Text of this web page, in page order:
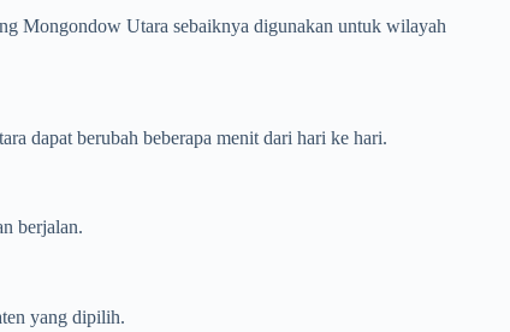
Mongondow Utara sebaiknya digunakan untuk wilayah
dapat berubah beberapa menit dari hari ke hari.
berjalan.
yang dipilih.